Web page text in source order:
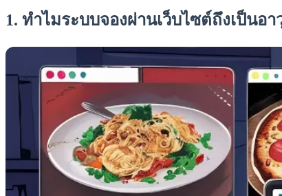
1. ทำไมระบบจองผ่านเว็บไซต์ถึงเป็นอ